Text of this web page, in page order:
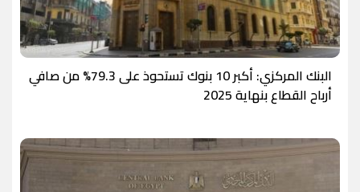
البنك المركزي: أكبر 10 بنوك تستحوذ على 79.3% من صافي
أرباح القطاع بنهاية 2025